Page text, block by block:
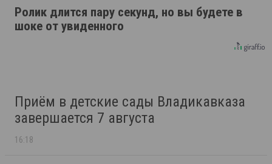
Ролик длится пару секунд, но вы будете в
шоке от увиденного
Приём в детские сады Владикавказа
завершается 7 августа
16:18